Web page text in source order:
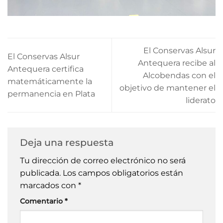
El Conservas Alsur
Antequera certifica
matemáticamente la
permanencia en Plata
El Conservas Alsur
Antequera recibe al
Alcobendas con el
objetivo de mantener el
liderato
Deja una respuesta
Tu dirección de correo electrónico no será
publicada. Los campos obligatorios están
marcados con *
Comentario *